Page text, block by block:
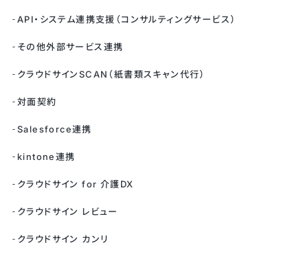
API・システム連携支援（コンサルティングサービス）
その他外部サービス連携
クラウドサインSCAN（紙書類スキャン代行）
対面契約
Salesforce連携
kintone連携
クラウドサイン for 介護DX
クラウドサイン レビュー
クラウドサイン カンリ